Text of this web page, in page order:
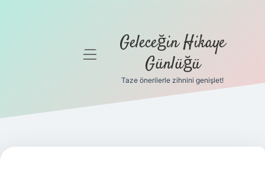
Gizlilik
menüyü Geleceğin Hikaye
Günlüğü
Taze önerilerle zihnini genişlet!